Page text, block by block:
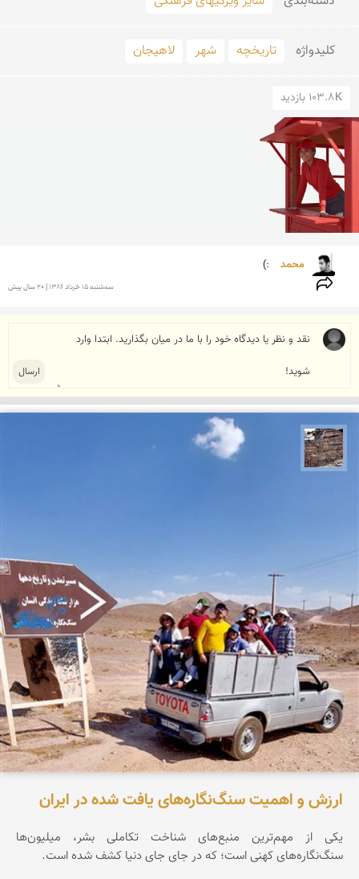
کلید‌واژه تاریخچه شهر لاهیجان
103.8K بازدید
محمد :)
سه‌شنبه 15 خرداد 1386 | 20 سال پیش
محمد ناصری فرد
ارزش و اهمیت سنگ‌نگاره‌های یافت شده در ایران
یکی از مهم‌ترین منبع‌های شناخت تکاملی بشر، میلیون‌ها
سنگ‌نگاره‌های کهنی است؛ که در جای جای دنیا کشف شده است.